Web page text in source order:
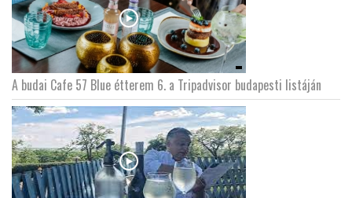
A budai Cafe 57 Blue étterem 6. a Tripadvisor budapesti listáján